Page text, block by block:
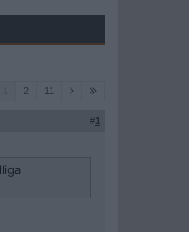
2 11
#1